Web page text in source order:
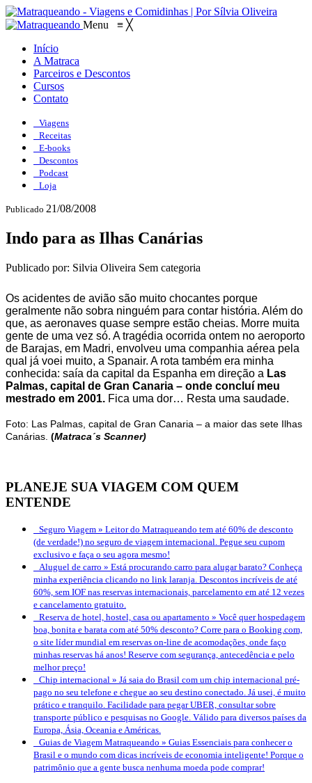
Menu ≡ ╳
Início
A Matraca
Parceiros e Descontos
Cursos
Contato
Viagens
Receitas
E-books
Descontos
Podcast
Loja
Publicado 21/08/2008
Indo para as Ilhas Canárias
Publicado por: Silvia Oliveira Sem categoria
Os acidentes de avião são muito chocantes porque
geralmente não sobra ninguém para contar história. Além do
que, as aeronaves quase sempre estão cheias. Morre muita
gente de uma vez só. A tragédia ocorrida ontem no aeroporto
de Barajas, em Madri, envolveu uma companhia aérea pela
qual já voei muito, a Spanair. A rota também era minha
conhecida: saía da capital da Espanha em direção a Las
Palmas, capital de Gran Canaria – onde concluí meu
mestrado em 2001. Fica uma dor… Resta uma saudade.
Foto: Las Palmas, capital de Gran Canaria – a maior das sete Ilhas
Canárias. (Matraca´s Scanner)
PLANEJE SUA VIAGEM COM QUEM
ENTENDE
Seguro Viagem » Leitor do Matraqueando tem até 60% de desconto
(de verdade!) no seguro de viagem internacional. Pegue seu cupom
exclusivo e faça o seu agora mesmo!
Aluguel de carro » Está procurando carro para alugar barato? Conheça
minha experiência clicando no link laranja. Descontos incríveis de até
60%, sem IOF nas reservas internacionais, parcelamento em até 12 vezes
e cancelamento gratuito.
Reserva de hotel, hostel, casa ou apartamento » Você quer hospedagem
boa, bonita e barata com até 50% desconto? Corre para o Booking.com,
o site líder mundial em reservas on-line de acomodações, onde faço
minhas reservas há anos! Reserve com segurança, antecedência e pelo
melhor preço!
Chip internacional » Já saia do Brasil com um chip internacional pré-
pago no seu telefone e chegue ao seu destino conectado. Já usei, é muito
prático e tranquilo. Facilidade para pegar UBER, consultar sobre
transporte público e pesquisas no Google. Válido para diversos países da
Europa, Ásia, Oceania e Américas.
Guias de Viagem Matraqueando » Guias Essenciais para conhecer o
Brasil e o mundo com dicas incríveis de economia inteligente! Porque o
patrimônio que a gente busca nenhuma moeda pode comprar!